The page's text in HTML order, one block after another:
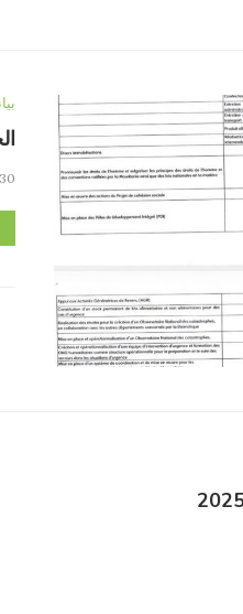
30 يناير، 2026